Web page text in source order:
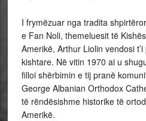
I frymëzuar nga tradita
e Fan Noli, themeluesit të
Amerikë, Arthur Liolin vendosi
kishtare. Në vitin 1970 ai u
filloi shërbimin e tij pranë
George Albanian Orthodox
të rëndësishme historike të
Amerikë.